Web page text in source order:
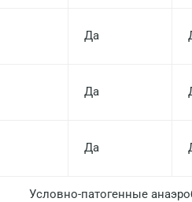
Да
Да
Да
Условно-патогенные